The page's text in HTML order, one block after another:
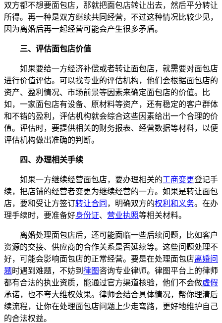
双方都不想要面包店，那就把面包店转让出去，然后平分转让
所得。再一种是双方继续共同经营，不过这种情况比较少见，
因为离婚后再一起经营可能会产生很多矛盾。
三、评估面包店价值
如果要给一方经济补偿或者转让面包店，就需要对面包店
进行价值评估。可以找专业的评估机构，他们会根据面包店的
资产、盈利情况、市场前景等因素来确定面包店的价值。比
如，一家面包店有设备、原材料等资产，还有稳定的客户群体
和不错的盈利，评估机构就会综合这些因素给出一个合理的价
值。评估时，要提供相关的财务报表、经营数据等材料，以便
评估机构做出准确的判断。
四、办理相关手续
如果一方继续经营面包店，要办理相关的工商变更登记手
续，把店铺的经营者变更为继续经营的一方。如果是转让面包
店，要和受让方签订转让合同 ，明确双方的权利和义务。在办
理手续时，要准备好身份证、 营业执照等相关材料。
离婚处理面包店后，还可能面临一些后续问题，比如客户
资源的交接、供应商的合作关系是否延续等。这些问题处理不
好，可能会影响面包店的正常经营。要是在处理面包店离婚问
题时遇到难题，不妨到 律图 咨询专业律师。律图平台上的律师
都有合法的执业资质，能通过官方渠道核验，他们不会做虚假
承诺，也不夸大维权效果。律师会结合具体情况，帮你理清后
续流程，让你在处理面包店问题上少走弯路，更好地维护自己
的合法权益。